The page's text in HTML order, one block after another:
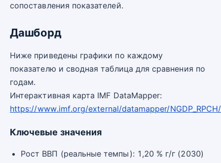
сопоставления показателей.
Дашборд
Ниже приведены графики по каждому
показателю и сводная таблица для сравнения по
годам.
Интерактивная карта IMF DataMapper:
https://www.imf.org/external/datamapper/
Ключевые значения
Рост ВВП (реальные темпы): 1,20 % г/г (2030)